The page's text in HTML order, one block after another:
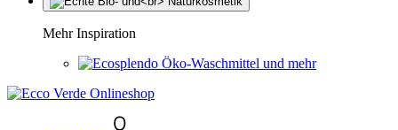
Mehr Inspiration
Öko-Waschmittel und mehr